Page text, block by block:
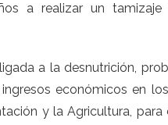
a realizar un
a la desnutrición,
económicos en
y la Agricultura,